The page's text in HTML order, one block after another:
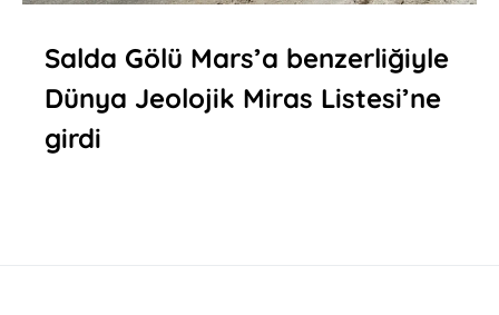
Salda Gölü Mars’a benzerliğiyle
Dünya Jeolojik Miras Listesi’ne
girdi